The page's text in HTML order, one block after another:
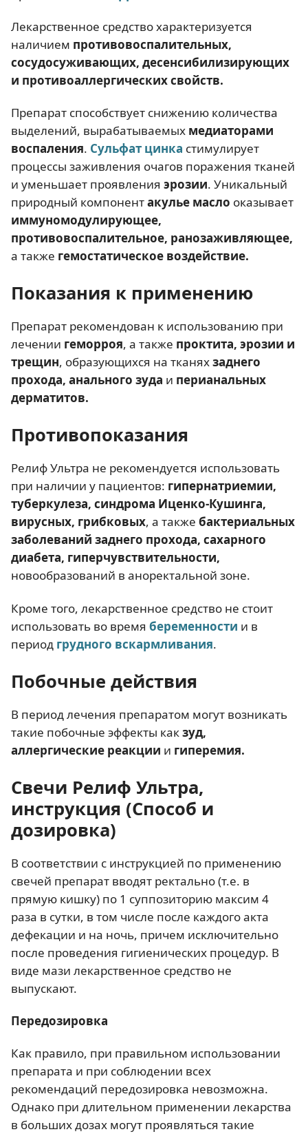
Лекарственное средство характеризуется
наличием противовоспалительных,
сосудосуживающих, десенсибилизирующих
и противоаллергических свойств.
Препарат способствует снижению количества
выделений, вырабатываемых медиаторами
воспаления. Сульфат цинка стимулирует
процессы заживления очагов поражения тканей
и уменьшает проявления эрозии. Уникальный
природный компонентакулье масло оказывает
иммуномодулирующее,
противовоспалительное, ранозаживляющее,
а также гемостатическое воздействие.
Показания к применению
Препарат рекомендован к использованию при
лечении геморроя, а также проктита, эрозии и
трещин, образующихся на тканяхзаднего
прохода, анального зуда и перианальных
дерматитов.
Противопоказания
Релиф Ультра не рекомендуется использовать
при наличии у пациентов: гипернатриемии,
туберкулеза, синдрома Иценко-Кушинга,
вирусных, грибковых, а также бактериальных
заболеваний заднего прохода, сахарного
диабета, гиперчувствительности,
новообразований в аноректальной зоне.
Кроме того, лекарственное средство не стоит
использовать во время беременности и в
период грудного вскармливания.
Побочные действия
В период лечения препаратом могут возникать
такие побочные эффекты какзуд,
аллергические реакции и гиперемия.
Свечи Релиф Ультра,
инструкция (Способ и
дозировка)
В соответствии с инструкцией по применению
свечей препарат вводят ректально (т.е. в
прямую кишку) по 1 суппозиторию максим 4
раза в сутки, в том числе после каждого акта
дефекации и на ночь, причем исключительно
после проведения гигиенических процедур. В
виде мази лекарственное средство не
выпускают.
Передозировка
Как правило, при правильном использовании
препарата и при соблюдении всех
рекомендаций передозировка невозможна.
Однако при длительном применении лекарства
в больших дозах могут проявляться такие